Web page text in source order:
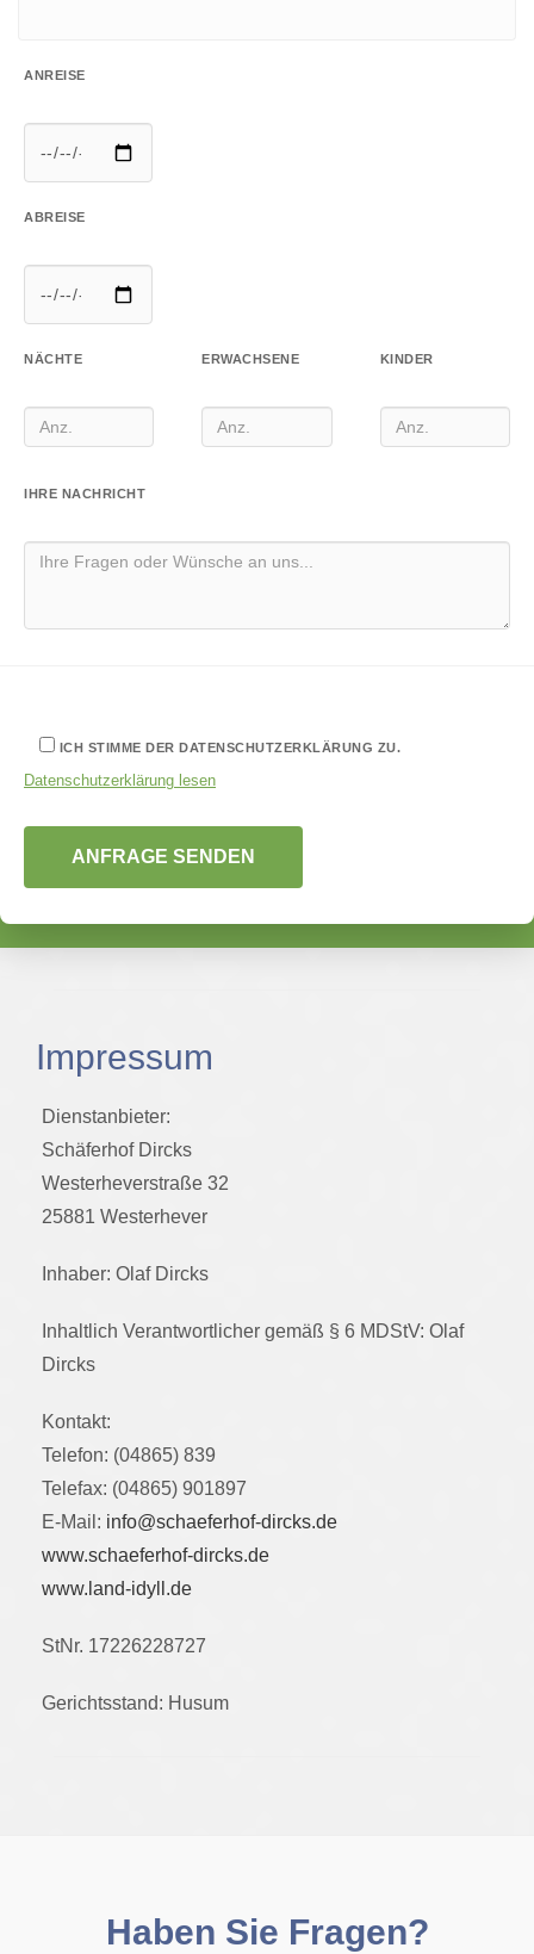
ANREISE
ABREISE
NÄCHTE ERWACHSENE KINDER
IHRE NACHRICHT
ICH STIMME DER DATENSCHUTZERKLÄRUNG ZU.
Datenschutzerklärung lesen
Impressum
Dienstanbieter:
Schäferhof Dircks
Westerheverstraße 32
25881 Westerhever
Inhaber: Olaf Dircks
Inhaltlich Verantwortlicher gemäß § 6 MDStV: Olaf
Dircks
Kontakt:
Telefon: (04865) 839
Telefax: (04865) 901897
E-Mail: info@schaeferhof-dircks.de
www.schaeferhof-dircks.de
www.land-idyll.de
StNr. 17226228727
Gerichtsstand: Husum
Haben Sie Fragen?